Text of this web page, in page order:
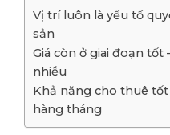
Vị trí luôn là yếu tố
sản
Giá còn ở giai đoạn tốt
nhiều
Khả năng cho thuê
hàng tháng